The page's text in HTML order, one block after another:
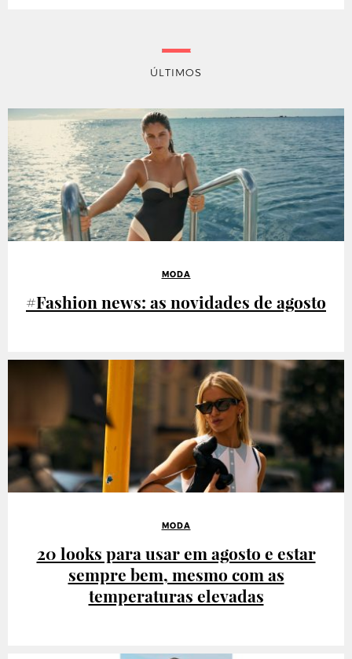
ÚLTIMOS
MODA
#Fashion news: as novidades de agosto
MODA
20 looks para usar em agosto e estar
sempre bem, mesmo com as
temperaturas elevadas